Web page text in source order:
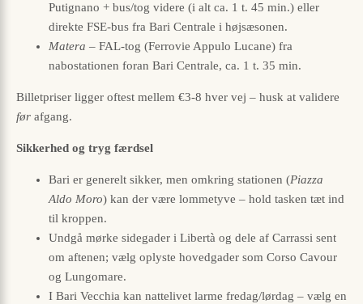
Putignano + bus/tog videre (i alt ca. 1 t. 45 min.) eller
direkte FSE-bus fra Bari Centrale i højsæsonen.
Matera – FAL-tog (Ferrovie Appulo Lucane) fra
nabostationen foran Bari Centrale, ca. 1 t. 35 min.
Billetpriser ligger oftest mellem €3-8 hver vej – husk at validere
før afgang.
Sikkerhed og tryg færdsel
Bari er generelt sikker, men omkring stationen (Piazza
Aldo Moro) kan der være lommetyve – hold tasken tæt ind
til kroppen.
Undgå mørke sidegader i Libertà og dele af Carrassi sent
om aftenen; vælg oplyste hovedgader som Corso Cavour
og Lungomare.
I Bari Vecchia kan nattelivet larme fredag/lørdag – vælg en